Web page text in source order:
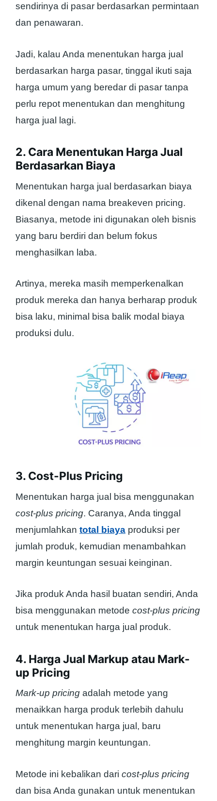
sendirinya di pasar berdasarkan permintaan
dan penawaran.
Jadi, kalau Anda menentukan harga jual
berdasarkan harga pasar, tinggal ikuti saja
harga umum yang beredar di pasar tanpa
perlu repot menentukan dan menghitung
harga jual lagi.
2. Cara Menentukan Harga Jual
Berdasarkan Biaya
Menentukan harga jual berdasarkan biaya
dikenal dengan nama breakeven pricing.
Biasanya, metode ini digunakan oleh bisnis
yang baru berdiri dan belum fokus
menghasilkan laba.
Artinya, mereka masih memperkenalkan
produk mereka dan hanya berharap produk
bisa laku, minimal bisa balik modal biaya
produksi dulu.
3. Cost-Plus Pricing
Menentukan harga jual bisa menggunakan
cost-plus pricing. Caranya, Anda tinggal
menjumlahkan total biaya produksi per
jumlah produk, kemudian menambahkan
margin keuntungan sesuai keinginan.
Jika produk Anda hasil buatan sendiri, Anda
bisa menggunakan metode cost-plus pricing
untuk menentukan harga jual produk.
4. Harga Jual Markup atau Mark-
up Pricing
Mark-up pricing adalah metode yang
menaikkan harga produk terlebih dahulu
untuk menentukan harga jual, baru
menghitung margin keuntungan.
Metode ini kebalikan dari cost-plus pricing
dan bisa Anda gunakan untuk menentukan